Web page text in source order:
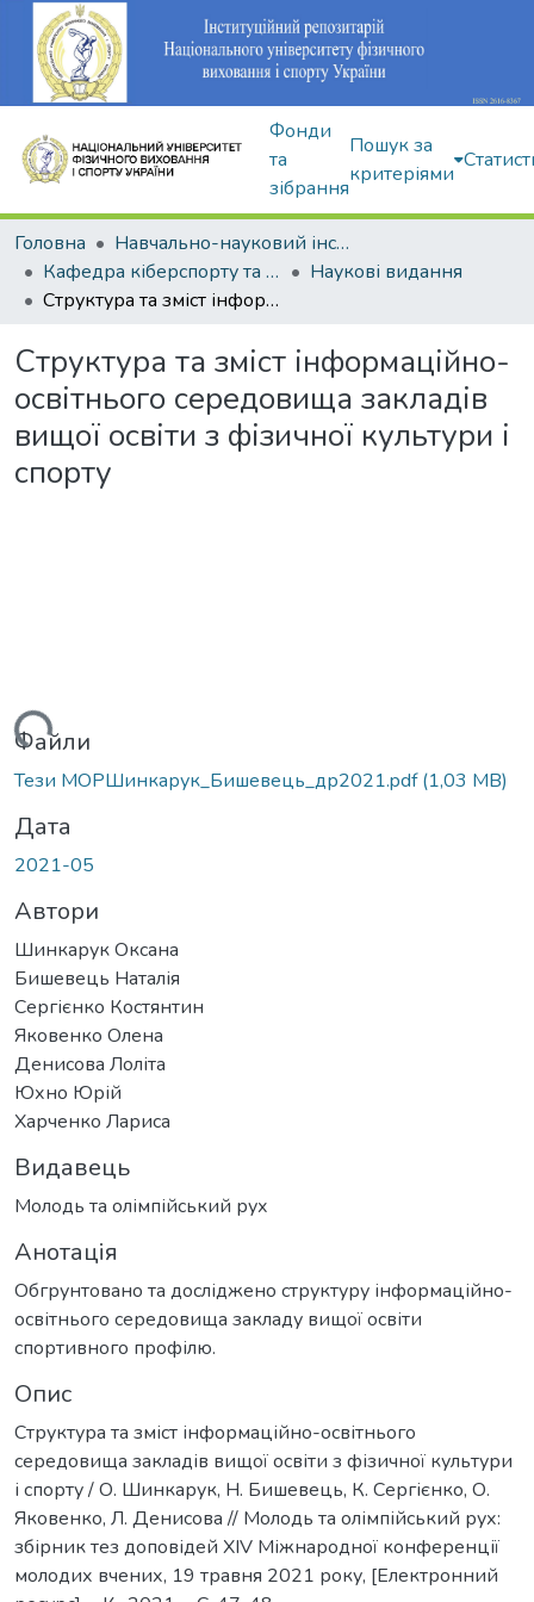
Фонди
та
зібрання
Пошук за
критеріями
Головна
Навчально-науковий інститут здоров'я, реабілітації та фізичного виховання
Кафедра кіберспорту та інформаційних технологій
Наукові видання
Структура та зміст інформаційно-освітнього середовища закладів вищої освіти з фізичної культури і спорту
Структура та зміст інформаційно-
освітнього середовища закладів
вищої освіти з фізичної культури і
спорту
Файли
Тези МОРШинкарук_Бишевець_др2021.pdf(1,03 MB)
Дата
2021-05
Автори
Шинкарук Оксана
Бишевець Наталія
Сергієнко Костянтин
Яковенко Олена
Денисова Лоліта
Юхно Юрій
Харченко Лариса
Видавець
Молодь та олімпійський рух
Анотація
Обгрунтовано та досліджено структуру інформаційно-
освітнього середовища закладу вищої освіти
спортивного профілю.
Опис
Структура та зміст інформаційно-освітнього
середовища закладів вищої освіти з фізичної культури
і спорту / О. Шинкарук, Н. Бишевець, К. Сергієнко, О.
Яковенко, Л. Денисова // Молодь та олімпійський рух:
збірник тез доповідей XIV Міжнародної конференції
молодих вчених, 19 травня 2021 року, [Електронний